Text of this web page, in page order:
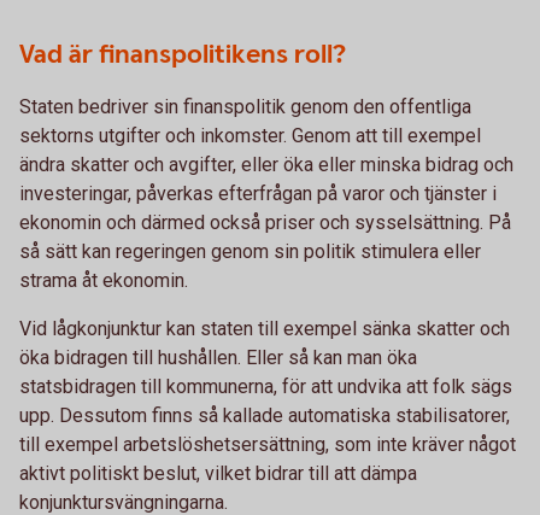
Vad är finanspolitikens roll?
Staten bedriver sin finanspolitik genom den offentliga
sektorns utgifter och inkomster. Genom att till exempel
ändra skatter och avgifter, eller öka eller minska bidrag och
investeringar, påverkas efterfrågan på varor och tjänster i
ekonomin och därmed också priser och sysselsättning. På
så sätt kan regeringen genom sin politik stimulera eller
strama åt ekonomin.
Vid lågkonjunktur kan staten till exempel sänka skatter och
öka bidragen till hushållen. Eller så kan man öka
statsbidragen till kommunerna, för att undvika att folk sägs
upp. Dessutom finns så kallade automatiska stabilisatorer,
till exempel arbetslöshetsersättning, som inte kräver något
aktivt politiskt beslut, vilket bidrar till att dämpa
konjunktursvängningarna.